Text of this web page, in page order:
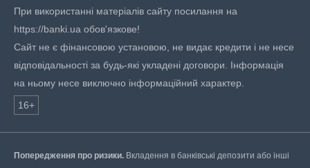
При використанні матеріалів сайту посилання на
https://banki.ua обов'язкове!
Сайт не є фінансовою установою, не видає кредити і не несе
відповідальності за будь-які укладені договори. Інформація
на ньому несе виключно інформаційний характер.
16+
Попередження про ризики. Вкладення в банківські депозити або інші